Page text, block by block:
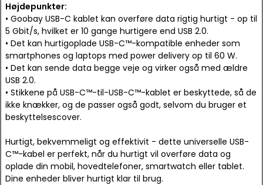
Højdepunkter:
• Goobay USB-C kablet kan overføre data rigtig hurtigt - op til
5 Gbit/s, hvilket er 10 gange hurtigere end USB 2.0.
• Det kan hurtigoplade USB-C™-kompatible enheder som
smartphones og laptops med power delivery op til 60 W.
• Det kan sende data begge veje og virker også med ældre
USB 2.0.
• Stikkene på USB-C™-til-USB-C™-kablet er beskyttede, så de
ikke knækker, og de passer også godt, selvom du bruger et
beskyttelsescover.
Hurtigt, bekvemmeligt og effektivit - dette universelle USB-
C™-kabel er perfekt, når du hurtigt vil overføre data og
oplade din mobil, hovedtelefoner, smartwatch eller tablet.
Dine enheder bliver hurtigt klar til brug.